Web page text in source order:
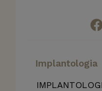
Implantologia